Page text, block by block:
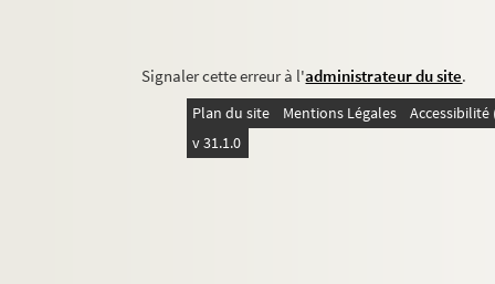
Signaler cette erreur à l'administrateur du site.
Plan du site Mentions Légales
v 31.1.0